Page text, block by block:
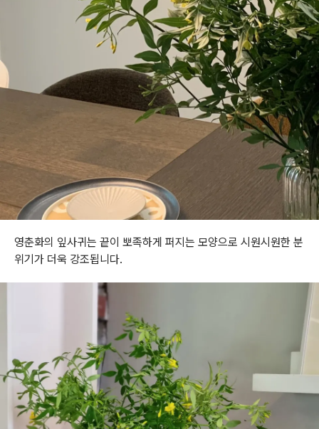
영춘화의 잎사귀는 끝이 뽀족하게 퍼지는 모양으로 시원시원한 분
위기가 더욱 강조됩니다.